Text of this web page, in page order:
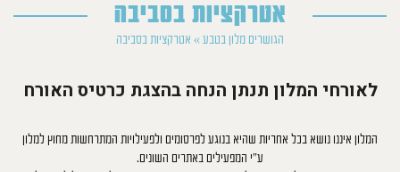
אטרקציות בסביבה
הגושרים מלון בטבע » אטרקציות בסביבה
לאורחי המלון תנתן הנחה בהצגת כרטיס האורח
המלון איננו נושא בכל אחריות שהיא בנוגע לפרסומים ולפעילויות המתרחשות מחוץ למלון
ע”י המפעילים באתרים השונים.